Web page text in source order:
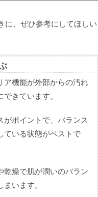
に、ぜひ参考にしてほしい
ア機能が外部からの汚れ
きています。
がポイントで、バランス
ている状態がベストで
乾燥で肌が潤いのバラン
います。